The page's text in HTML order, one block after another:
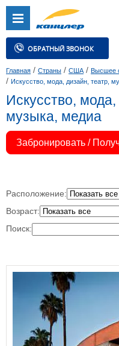
ОБРАТНЫЙ ЗВОНОК
Главная / Страны / США / Высшее
/ Искусство, мода, дизайн, театр,
Искусство,
музыка, медиа
Забронировать /
Расположение:
Возраст:
Поиск: